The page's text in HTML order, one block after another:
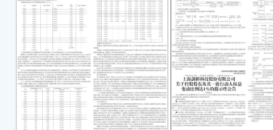
本
任何
容的
恒
2021
第二
年第
使用
自